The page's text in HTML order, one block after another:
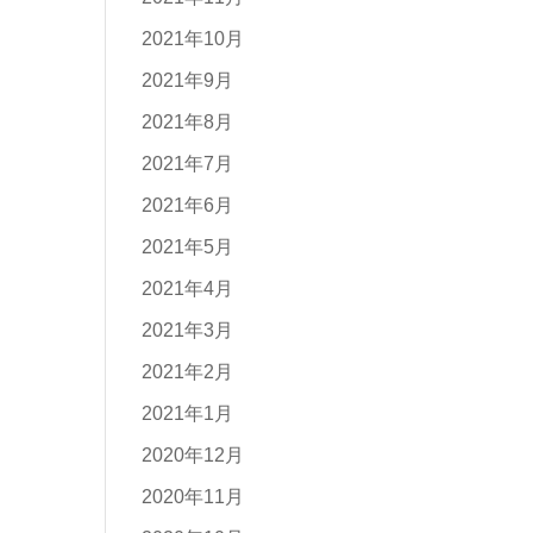
2021年10月
2021年9月
2021年8月
2021年7月
2021年6月
2021年5月
2021年4月
2021年3月
2021年2月
2021年1月
2020年12月
2020年11月